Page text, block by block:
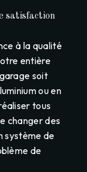
satisfaction
à la qualité
entière
soit
ou en
tous
changer des
système de
de